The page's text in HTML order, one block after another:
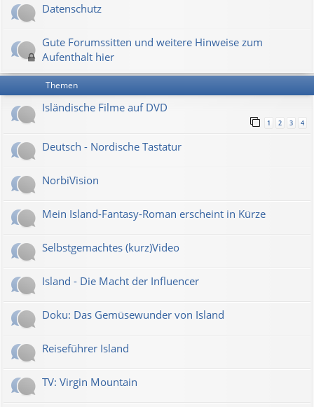
Datenschutz
Gute Forumssitten und weitere Hinweise zum
Aufenthalt hier
Themen
Isländische Filme auf DVD
1 2 3 4
Deutsch - Nordische Tastatur
NorbiVision
Mein Island-Fantasy-Roman erscheint in Kürze
Selbstgemachtes (kurz)Video
Island - Die Macht der Influencer
Doku: Das Gemüsewunder von Island
Reiseführer Island
TV: Virgin Mountain